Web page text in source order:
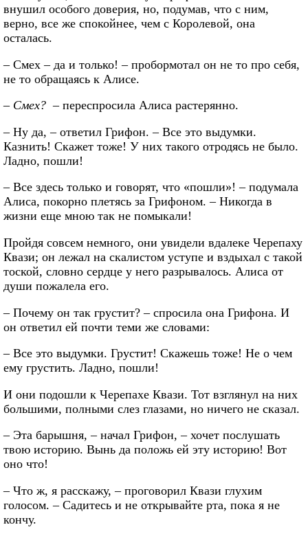
внушил особого доверия, но, подумав, что с ним,
верно, все же спокойнее, чем с Королевой, она
осталась.
– Смех – да и только! – пробормотал он не то про себя,
не то обращаясь к Алисе.
– Смех? – переспросила Алиса растерянно.
– Ну да, – ответил Грифон. – Все это выдумки.
Казнить! Скажет тоже! У них такого отродясь не было.
Ладно, пошли!
– Все здесь только и говорят, что «пошли»! – подумала
Алиса, покорно плетясь за Грифоном. – Никогда в
жизни еще мною так не помыкали!
Пройдя совсем немного, они увидели вдалеке Черепаху
Квази; он лежал на скалистом уступе и вздыхал с такой
тоской, словно сердце у него разрывалось. Алиса от
души пожалела его.
– Почему он так грустит? – спросила она Грифона. И
он ответил ей почти теми же словами:
– Все это выдумки. Грустит! Скажешь тоже! Не о чем
ему грустить. Ладно, пошли!
И они подошли к Черепахе Квази. Тот взглянул на них
большими, полными слез глазами, но ничего не сказал.
– Эта барышня, – начал Грифон, – хочет послушать
твою историю. Вынь да положь ей эту историю! Вот
оно что!
– Что ж, я расскажу, – проговорил Квази глухим
голосом. – Садитесь и не открывайте рта, пока я не
кончу.